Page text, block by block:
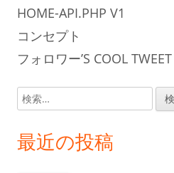
HOME-API.PHP V1
コンセプト
フォロワー’S COOL TWEET
検
索:
最近の投稿